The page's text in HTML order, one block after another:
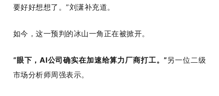
爱
要好好想想了。”刘潇补充道。
如今，这一预判的冰山一角正在被掀开。
“眼下，AI公司确实在加速给算力厂商打工。”另一位二级
市场分析师周强表示。